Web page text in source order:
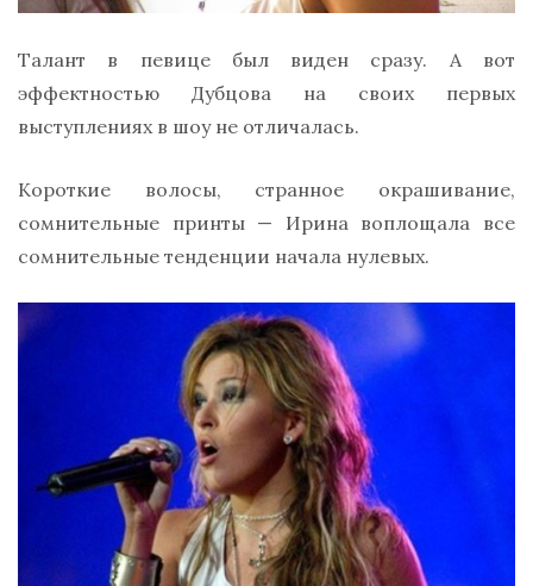
Талант в певице был виден сразу. А вот
эффектностью Дубцова на своих первых
выступлениях в шоу не отличалась.
Короткие волосы, странное окрашивание,
сомнительные принты — Ирина воплощала все
сомнительные тенденции начала нулевых.